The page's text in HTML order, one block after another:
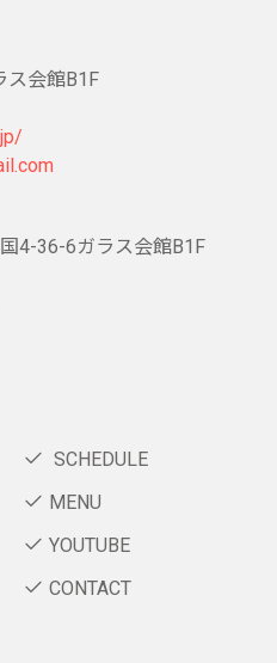
ス会館B1F
4-36-6ガラス会館B1F
SCHEDULE
MENU
YOUTUBE
CONTACT